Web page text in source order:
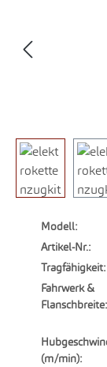
Modell:
Artikel-Nr.:
Tragfähigkeit:
Fahrwerk &
Flanschbreite:
(m/min):